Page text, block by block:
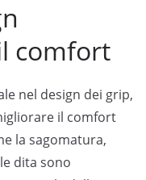
comfort
nel design dei grip,
il comfort
la sagomatura,
dita sono